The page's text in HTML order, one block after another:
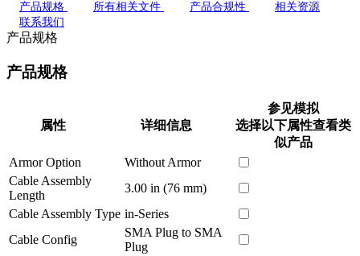
产品规格 所有相关文件 产品合规性
相关资源
联系我们
产品规格
产品规格
属性 详细信息
参见模拟
选择以下属性查看类
似产品
Armor Option
Without Armor
Cable Assembly
Length
3.00 in (76 mm)
Cable Assembly Type in-Series
Cable Config
SMA Plug to SMA
Plug